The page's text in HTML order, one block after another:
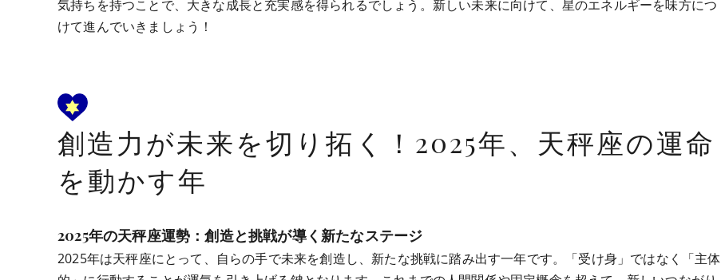
気持ちを持つことで、大きな成長と充実感を得られるでしょう。新しい未来に向けて、星のエネルギーを味方につ
けて進んでいきましょう！
創造力が未来を切り拓く！2025年、天秤座の運命
を動かす年
2025年の天秤座運勢：創造と挑戦が導く新たなステージ
2025年は天秤座にとって、自らの手で未来を創造し、新たな挑戦に踏み出す一年です。「受け身」ではなく「主体